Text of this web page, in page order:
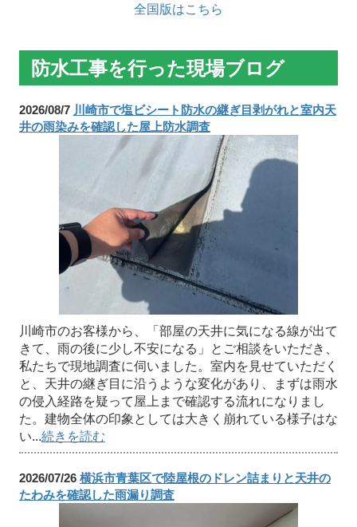
全国版はこちら
防水工事を行った現場ブログ
2026/08/7 川崎市で塩ビシート防水の継ぎ目剥がれと室内天
井の雨染みを確認した屋上防水調査
川崎市のお客様から、「部屋の天井に気になる線が出て
きて、雨の後に少し不安になる」とご相談をいただき、
私たちで現地調査に伺いました。室内を見せていただく
と、天井の継ぎ目に沿うような変化があり、まずは雨水
の侵入経路を疑って屋上まで確認する流れになりまし
た。建物全体の印象としては大きく崩れている様子はな
い...続きを読む
2026/07/26 横浜市青葉区で陸屋根のドレン詰まりと天井の
たわみを確認した雨漏り調査